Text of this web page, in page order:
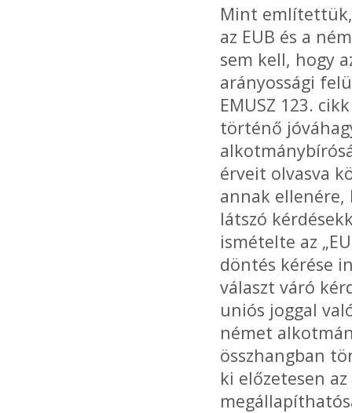
Mint
az EUB és a
sem kell, hogy
arányossági
EMUSZ 123.
történő
érveit olvasva
annak
látszó
ismételte az
döntés kérése
választ váró
uniós joggal
német
összhangban
ki előzetesen